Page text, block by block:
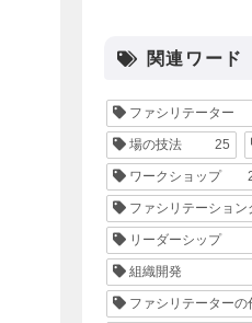
関連ワード
ファシリテーター
場の技法 25
ワークショップ
ファシリテーション
リーダーシップ
組織開発
ファシリテーターの